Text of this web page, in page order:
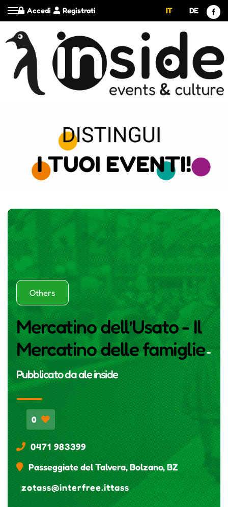
Registrati
Accedi IT DE
Others
Mercatino dell’Usato - Il
Mercatino delle famiglie-
Pubblicato daale inside
0
0471 983399
Passeggiate del Talvera, Bolzano, BZ
zotass@interfree.ittass